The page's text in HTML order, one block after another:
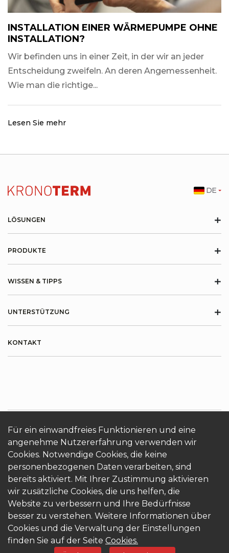
INSTALLATION EINER WÄRMEPUMPE OHNE
INSTALLATION?
Wir befinden uns in einer Zeit, in der wir an jeder
Entscheidung zweifeln. An deren Angemessenheit.
Wie man die richtige...
Lesen Sie mehr
Für ein einwandfreies Funktionieren und eine
angenehme Nutzererfahrung verwenden wir
Cookies. Notwendige Cookies, die keine
personenbezogenen Daten verarbeiten, sind
bereits aktiviert. Mit Ihrer Zustimmung aktivieren
wir zusätzliche Cookies, die uns helfen, die
Website zu verbessern und Ihre Bedürfnisse
besser zu verstehen. Weitere Informationen über
Cookies und die Verwaltung der Einstellungen
finden Sie auf der Seite Cookies.
LÖSUNGEN +
PRODUKTE +
WISSEN & TIPPS +
UNTERSTÜTZUNG +
KONTAKT
ÜBER KRONOTERM Cookies Login
DE
KRONOTERM d.o.o.